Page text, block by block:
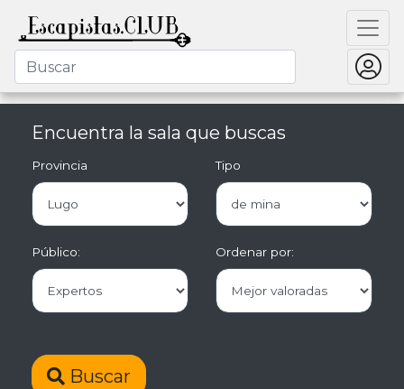
Encuentra la sala que buscas
Provincia Tipo
Público: Ordenar por:
Buscar